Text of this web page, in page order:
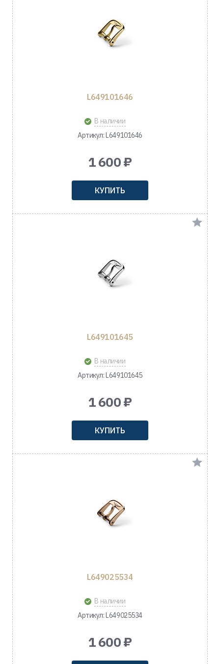
L649101646
В наличии
Артикул: L649101646
1 600 ₽
КУПИТЬ
L649101645
В наличии
Артикул: L649101645
1 600 ₽
КУПИТЬ
L649025534
В наличии
Артикул: L649025534
1 600 ₽